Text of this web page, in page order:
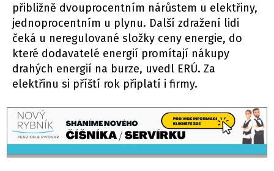
přibližně dvouprocentním nárůstem u elektřiny,
jednoprocentním u plynu. Další zdražení lidi
čeká u neregulované složky ceny energie, do
které dodavatelé energií promítají nákupy
drahých energií na burze, uvedl ERÚ. Za
elektřinu si příští rok připlatí i firmy.